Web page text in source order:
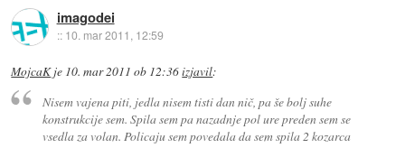
imagodei
:: 10. mar 2011, 12:59
MojcaKje 10. mar 2011 ob 12:36izjavil:
Nisem vajena piti, jedla nisem tisti dan nič, pa še bolj suhe
konstrukcije sem. Spila sem pa nazadnje pol ure preden sem se
vsedla za volan. Policaju sem povedala da sem spila 2 kozarca